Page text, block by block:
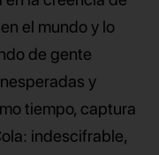
el mundo y lo
de gente
y
tiempo, captura
indescifrable,